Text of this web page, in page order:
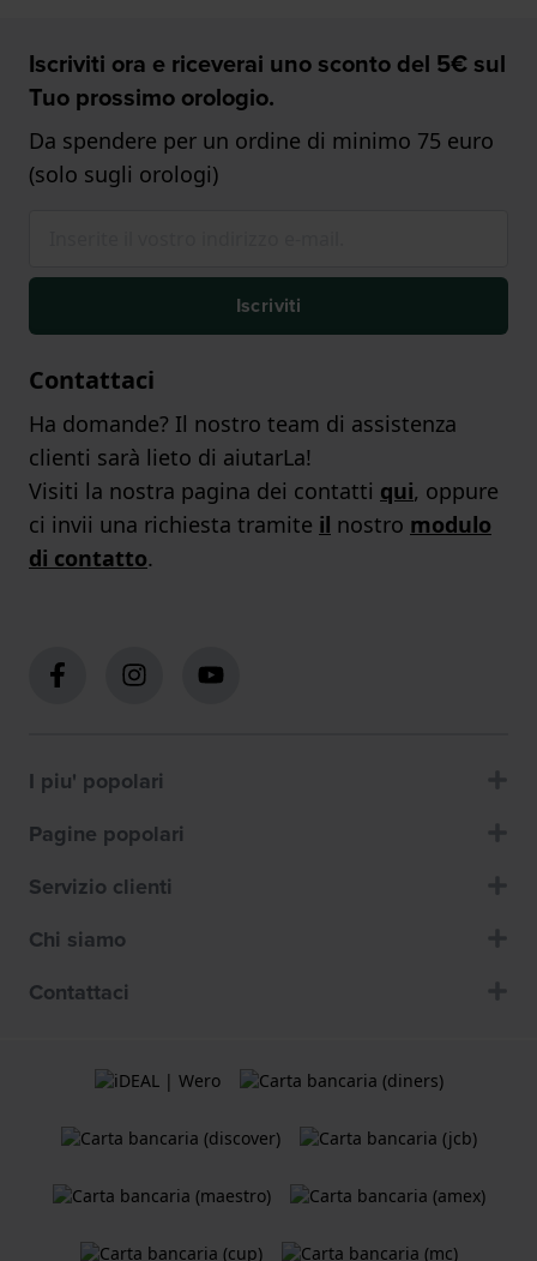
Iscriviti ora e riceverai uno sconto del 5€ sul
Tuo prossimo orologio.
Da spendere per un ordine di minimo 75 euro
(solo sugli orologi)
Iscriviti
Contattaci
Ha domande? Il nostro team di assistenza
clienti sarà lieto di aiutarLa!
Visiti la nostra pagina dei contatti qui, oppure
ci invii una richiesta tramite il nostro modulo
di contatto.
I piu' popolari
Pagine popolari
Servizio clienti
Chi siamo
Contattaci